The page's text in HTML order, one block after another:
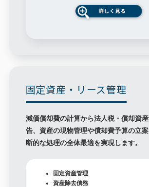
固定資産・リース管理
減価償却費の計算から法人税・償却資
告、資産の現物管理や償却費予算の立
断的な処理の全体最適を実現します。
固定資産管理
資産除去債務